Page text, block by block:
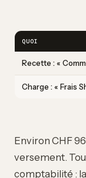
QUOI
Recette : «
Charge : « Frais
Environ CHF
versement.
comptabilité :